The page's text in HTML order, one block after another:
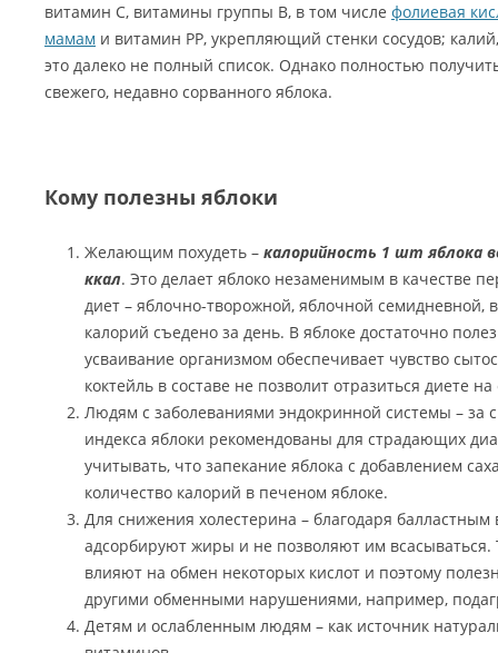
витамин С, витамины группы В, в том числе фолиевая
мамам и витамин РР, укрепляющий стенки сосудов;
это далеко не полный список. Однако полностью
свежего, недавно сорванного яблока.
Кому полезны яблоки
Желающим похудеть – калорийность 1 шт яблока
ккал. Это делает яблоко незаменимым в качестве
диет – яблочно-творожной, яблочной семидневной,
калорий съедено за день. В яблоке достаточно
усваивание организмом обеспечивает чувство
коктейль в составе не позволит отразиться диете
Людям с заболеваниями эндокринной системы – за
индекса яблоки рекомендованы для страдающих
учитывать, что запекание яблока с добавлением
количество калорий в печеном яблоке.
Для снижения холестерина – благодаря
адсорбируют жиры и не позволяют им всасываться.
влияют на обмен некоторых кислот и поэтому
другими обменными нарушениями, например,
Детям и ослабленным людям – как источник